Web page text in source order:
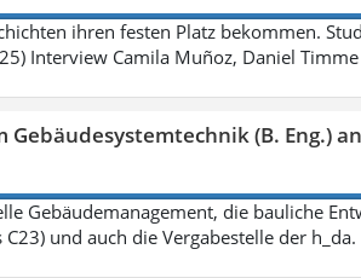
ihren festen Platz bekommen.
Interview Camila Muñoz, Daniel
Gebäudesystemtechnik (B. Eng.)
Gebäudemanagement, die bauliche
und auch die Vergabestelle der